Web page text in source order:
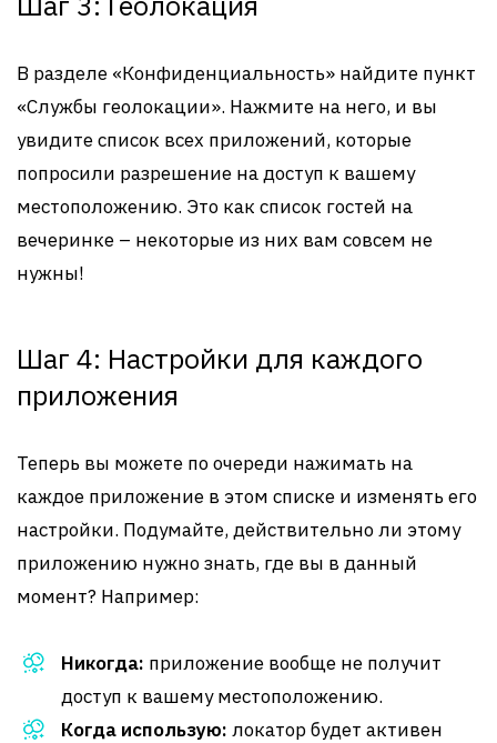
В разделе «Конфиденциальность» найдите пункт
«Службы геолокации». Нажмите на него, и вы
увидите список всех приложений, которые
попросили разрешение на доступ к вашему
местоположению. Это как список гостей на
вечеринке – некоторые из них вам совсем не
нужны!
Шаг 4: Настройки для каждого
приложения
Теперь вы можете по очереди нажимать на
каждое приложение в этом списке и изменять его
настройки. Подумайте, действительно ли этому
приложению нужно знать, где вы в данный
момент? Например:
Никогда: приложение вообще не получит
доступ к вашему местоположению.
Когда использую: локатор будет активен